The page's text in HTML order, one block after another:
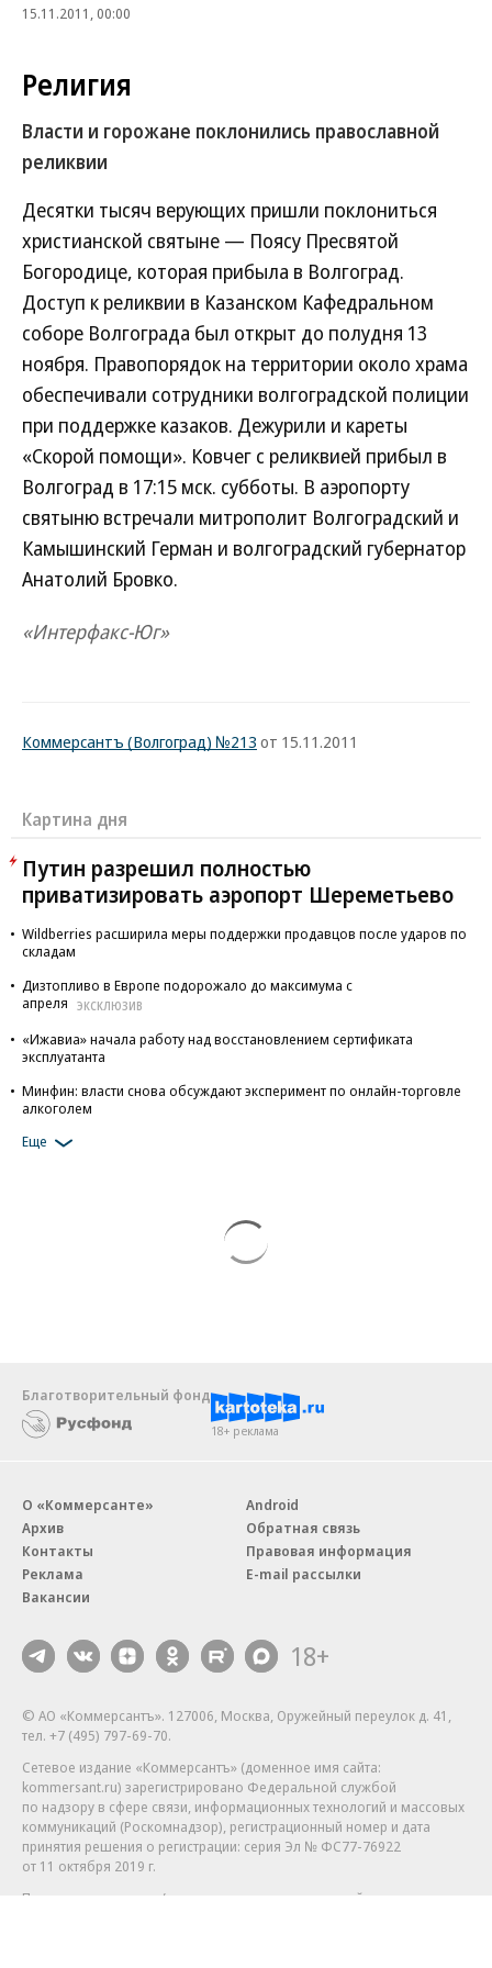
15.11.2011, 00:00
Религия
Власти и горожане поклонились православной
реликвии
Десятки тысяч верующих пришли поклониться
христианской святыне — Поясу Пресвятой
Богородице, которая прибыла в Волгоград.
Доступ к реликвии в Казанском Кафедральном
соборе Волгограда был открыт до полудня 13
ноября. Правопорядок на территории около храма
обеспечивали сотрудники волгоградской полиции
при поддержке казаков. Дежурили и кареты
«Скорой помощи». Ковчег с реликвией прибыл в
Волгоград в 17:15 мск. субботы. В аэропорту
святыню встречали митрополит Волгоградский и
Камышинский Герман и волгоградский губернатор
Анатолий Бровко.
«Интерфакс-Юг»
Коммерсантъ (Волгоград) №213 от 15.11.2011
Картина дня
Путин разрешил полностью
приватизировать аэропорт Шереметьево
Wildberries расширила меры поддержки продавцов после ударов по
складам
Дизтопливо в Европе подорожало до максимума с
апреля
ЭКСКЛЮЗИВ
«Ижавиа» начала работу над восстановлением сертификата
эксплуатанта
Минфин: власти снова обсуждают эксперимент по онлайн-торговле
алкоголем
Еще
Благотворительный фонд
18+ реклама
О «Коммерсанте»
Архив
Контакты
Реклама
Вакансии
Android
Обратная связь
Правовая информация
E-mail рассылки
18+
© АО «Коммерсантъ». 127006, Москва, Оружейный переулок д. 41,
тел. +7 (495) 797-69-70.
Сетевое издание «Коммерсантъ» (доменное имя сайта:
kommersant.ru) зарегистрировано Федеральной службой
по надзору в сфере связи, информационных технологий и массовых
коммуникаций (Роскомнадзор), регистрационный номер и дата
принятия решения о регистрации: серия Эл № ФС77-76922
от 11 октября 2019 г.
Партнерские проекты/материалы, новости компаний, материалы